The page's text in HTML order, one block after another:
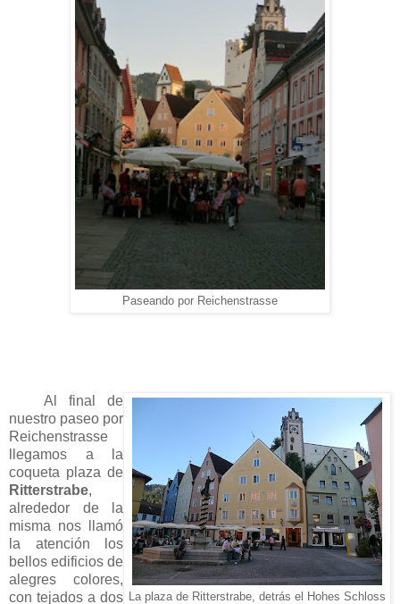
Paseando por Reichenstrasse
La plaza de Ritterstrabe, detrás el Hohes Schloss
Al final de
nuestro paseo por
Reichenstrasse
llegamos a la
coqueta plaza de
Ritterstrabe,
alrededor de la
misma nos llamó
la atención los
bellos edificios de
alegres colores,
con tejados a dos